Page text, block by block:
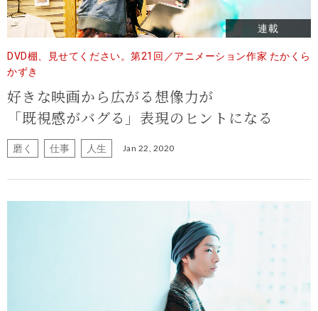
連載
DVD棚、見せてください。第21回／アニメーション作家 たかくら
かずき
好きな映画から広がる想像力が
「既視感がバグる」表現のヒントになる
磨く 仕事 人生 Jan 22, 2020